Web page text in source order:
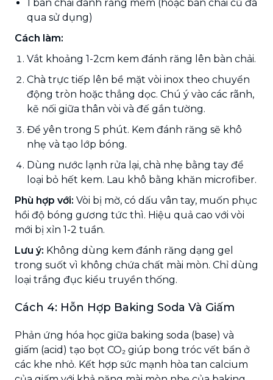
1 bàn chải đánh răng mềm (hoặc bàn chải cũ đã
qua sử dụng)
Cách làm:
Vắt khoảng 1-2cm kem đánh răng lên bàn chải.
Chà trực tiếp lên bề mặt vòi inox theo chuyển
động tròn hoặc thẳng dọc. Chú ý vào các rãnh,
kẽ nối giữa thân vòi và đế gắn tường.
Để yên trong 5 phút. Kem đánh răng sẽ khô
nhẹ và tạo lớp bóng.
Dùng nước lạnh rửa lại, chà nhẹ bằng tay để
loại bỏ hết kem. Lau khô bằng khăn microfiber.
Phù hợp với: Vòi bị mờ, có dấu vân tay, muốn phục
hồi độ bóng gương tức thì. Hiệu quả cao với vòi
mới bị xỉn 1-2 tuần.
Lưu ý: Không dùng kem đánh răng dạng gel
trong suốt vì không chứa chất mài mòn. Chỉ dùng
loại trắng đục kiểu truyền thống.
Cách 4: Hỗn Hợp Baking Soda Và Giấm
Phản ứng hóa học giữa baking soda (base) và
giấm (acid) tạo bọt CO₂ giúp bong tróc vết bẩn ở
các khe nhỏ. Kết hợp sức mạnh hòa tan calcium